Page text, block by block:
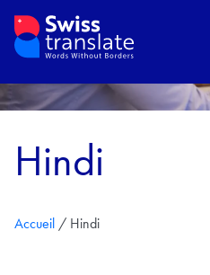
Hindi
Accueil / Hindi